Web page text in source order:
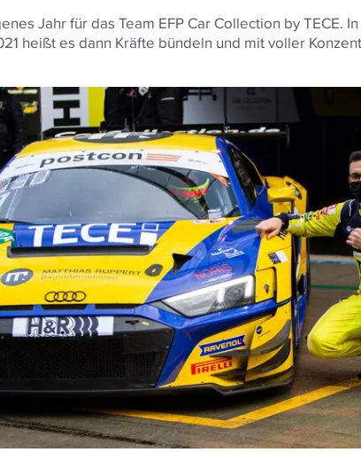
Jahr für das Team EFP Car Collection byTECE.
heißt es dann Kräfte bündeln und mit voller